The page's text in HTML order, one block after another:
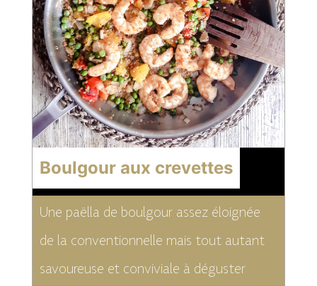
Boulgour aux crevettes
Une paëlla de boulgour assez éloignée
de la conventionnelle mais tout autant
savoureuse et conviviale à déguster